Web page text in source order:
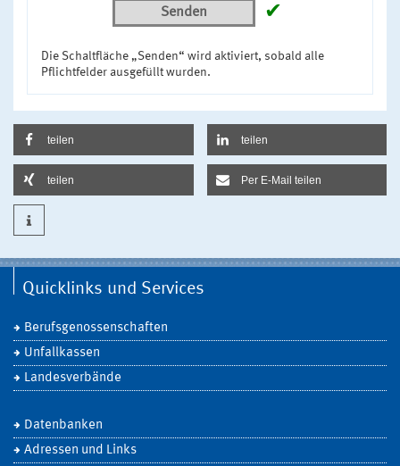
Senden ✔
Die Schaltfläche „Senden“ wird aktiviert, sobald alle
Pflichtfelder ausgefüllt wurden.
teilen teilen
teilen Per E-Mail teilen
Quicklinks und Services
Berufsgenossenschaften
Unfallkassen
Landesverbände
Datenbanken
Adressen und Links